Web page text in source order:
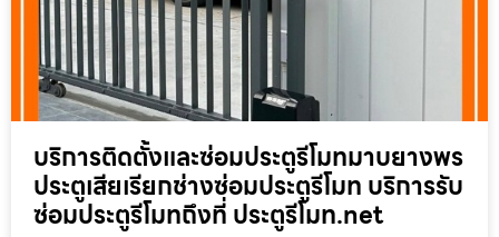
บริการติดตั้งและซ่อมประตูรีโมทมาบยางพร
ประตูเสียเรียกช่างซ่อมประตูรีโมท บริการรับ
ซ่อมประตูรีโมทถึงที่ ประตูรีโมท.net